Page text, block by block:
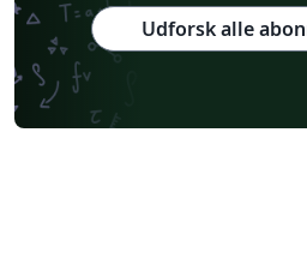
Udforsk alle